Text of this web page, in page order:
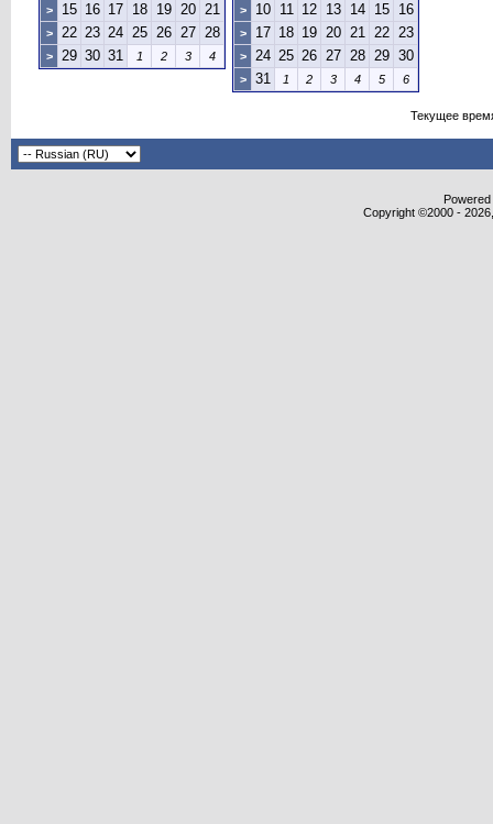
> 15 16 17 18 19 20 21
> 22 23 24 25 26 27 28
> 29 30 31 1 2 3 4
> 10 11 12 13 14 15 16
> 17 18 19 20 21 22 23
> 24 25 26 27 28 29 30
> 31 1 2 3 4 5 6
Текущее
Copyright ©2000 -